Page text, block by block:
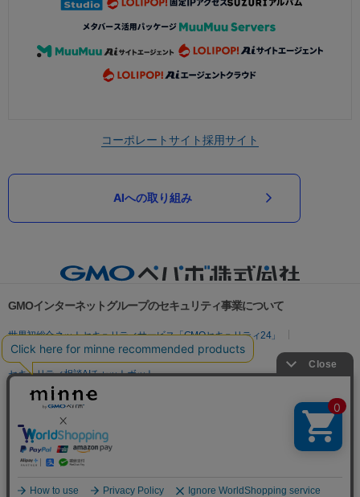
コーポレートサイト採用サイト
AIへの取り組み
GMOインターネットグループのセキュリティ事業について
世界初総合ネットセキュリティサービス「GMOセキュリティ24」
パスワード漏洩診断
Webサイトリスク診断
セキュリティ相談AIチャットボット
実在証明・盗聴対策
サイバー攻撃対策（GMO Flatt Security）
セキュリティ事業の軌跡